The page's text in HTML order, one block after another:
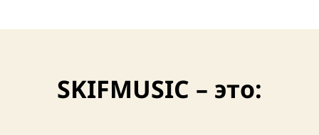
SKIFMUSIC – это: